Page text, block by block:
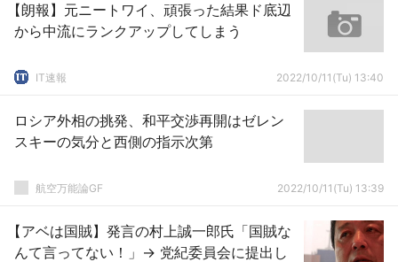
【朗報】元ニートワイ、頑張った結果ド底辺
から中流にランクアップしてしまう
IT速報 2022/10/11(Tu) 13:40
ロシア外相の挑発、和平交渉再開はゼレン
スキーの気分と西側の指示次第
航空万能論GF 2022/10/11(Tu) 13:39
【アベは国賊】発言の村上誠一郎氏「国賊な
んて言ってない！」→ 党紀委員会に提出し